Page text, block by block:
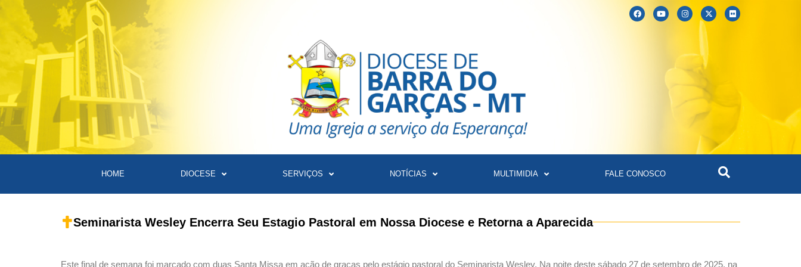
HOME DIOCESE SERVIÇOS NOTÍCIAS MULTIMIDIA FALE CONOSCO
Seminarista Wesley Encerra Seu Estagio Pastoral em Nossa Diocese e Retorna a Aparecida
Este final de semana foi marcado com duas Santa Missa em ação de graças pelo estágio pastoral do Seminarista Wesley. Na noite deste sábado 27 de setembro de 2025, na